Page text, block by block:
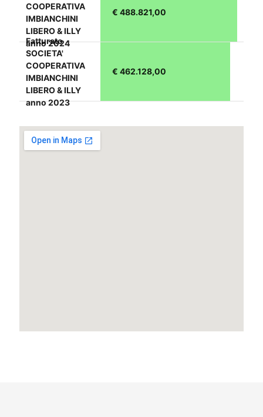
COOPERATIVA
IMBIANCHINI
LIBERO & ILLY
anno 2024
€ 488.821,00
Fatturato
SOCIETA'
COOPERATIVA
IMBIANCHINI
LIBERO & ILLY
anno 2023
€ 462.128,00